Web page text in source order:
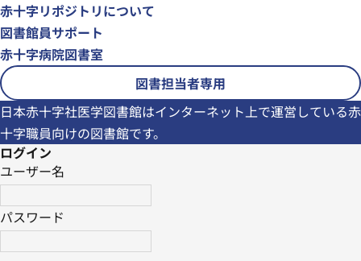
赤十字リポジトリについて
図書館員サポート
赤十字病院図書室
図書担当者専用
日本赤十字社医学図書館はインターネット上で運営している赤
十字職員向けの図書館です。
ログイン
ユーザー名
パスワード